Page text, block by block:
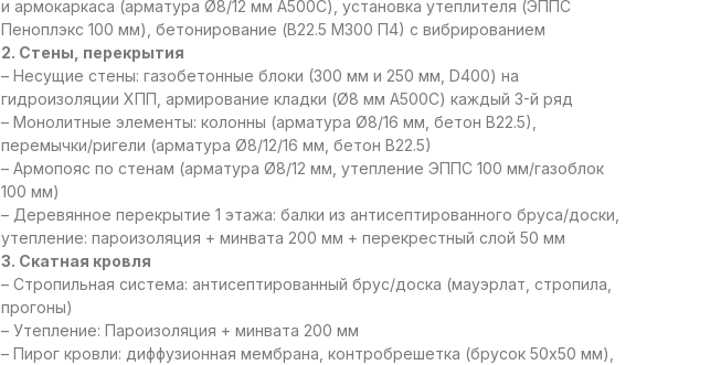
и армокаркаса (арматура Ø8/12 мм А500С), установка утеплителя (ЭППС
Пеноплэкс 100 мм), бетонирование (В22.5 М300 П4) с вибрированием
2. Стены, перекрытия
– Несущие стены: газобетонные блоки (300 мм и 250 мм, D400) на
гидроизоляции ХПП, армирование кладки (Ø8 мм А500С) каждый 3-й ряд
– Монолитные элементы: колонны (арматура Ø8/16 мм, бетон В22.5),
перемычки/ригели (арматура Ø8/12/16 мм, бетон В22.5)
– Армопояс по стенам (арматура Ø8/12 мм, утепление ЭППС 100 мм/газоблок
100 мм)
– Деревянное перекрытие 1 этажа: балки из антисептированного бруса/доски,
утепление: пароизоляция + минвата 200 мм + перекрестный слой 50 мм
3. Скатная кровля
– Стропильная система: антисептированный брус/доска (мауэрлат, стропила,
прогоны)
– Утепление: Пароизоляция + минвата 200 мм
– Пирог кровли: диффузионная мембрана, контробрешетка (брусок 50х50 мм),